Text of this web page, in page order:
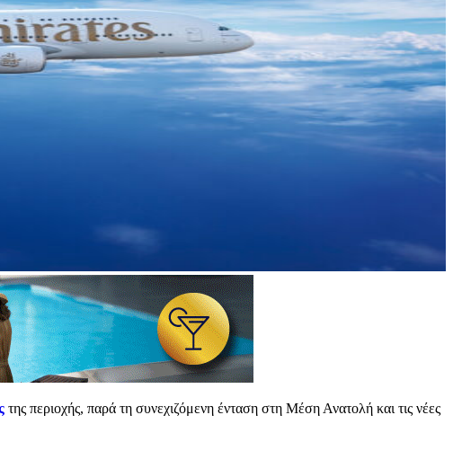
της περιοχής, παρά τη συνεχιζόμενη ένταση στη Μέση Ανατολή και τις νέες